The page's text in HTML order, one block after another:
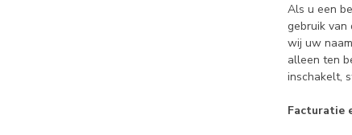
Als u een
gebruik van
wij uw
alleen ten
inschakelt,
Facturatie